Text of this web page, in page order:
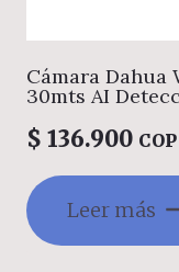
Cámara Dahua
30mts AI
Web, PoE,
Audio
256GB,
$ 136.900
Leer más